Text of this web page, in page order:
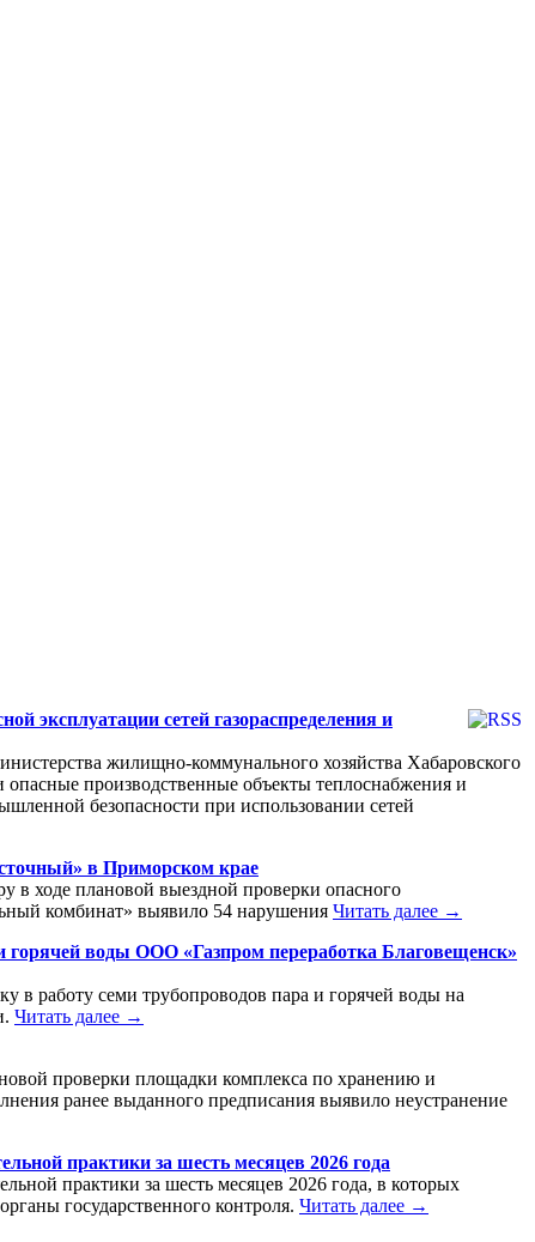
эксплуатации сетей газораспределения и
жилищно-коммунального хозяйства Хабаровского
производственные объекты теплоснабжения и
безопасности при использовании сетей
в Приморском крае
в ходе плановой выездной проверки опасного
комбинат» выявило 54 нарушения Читать далее →
горячей воды ООО «Газпром переработка Благовещенск»
в работу семи трубопроводов пара и горячей воды на
Читать далее →
проверки площадки комплекса по хранению и
ранее выданного предписания выявило неустранение
практики за шесть месяцев 2026 года
практики за шесть месяцев 2026 года, в которых
государственного контроля. Читать далее →